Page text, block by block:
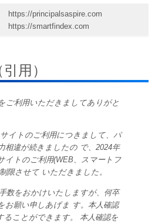
https://principalsaspire.com
https://smartfindex.com
用）
ご利用いただきましてありがと
イトのご利用につきまして、パ
相違が続きましたの で、2024年
イトのご利用(WEB、スマートフ
限させて いただきました。
数をおかけいたしますが、何卒
お願い申しあげま す。本人確認
ることができます。 本人確認を